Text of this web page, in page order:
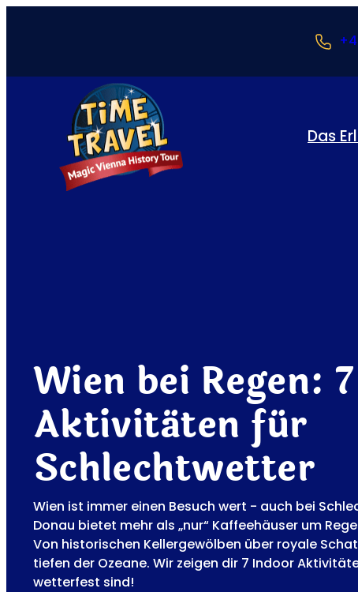
Das
Wien bei Regen:
Aktivitäten für
Schlechtwetter
Wien ist immer einen Besuch wert - auch bei
Donau bietet mehr als „nur“ Kaffeehäuser um
Von historischen Kellergewölben über royale
tiefen der Ozeane. Wir zeigen dir 7 Indoor
wetterfest sind!